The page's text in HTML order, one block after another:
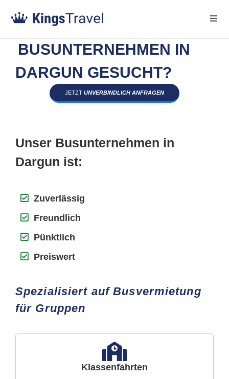
BUSUNTERNEHMEN IN
DARGUN GESUCHT?
JETZT UNVERBINDLICH ANFRAGEN
Unser Busunternehmen in
Dargun ist:
Zuverlässig
Freundlich
Pünktlich
Preiswert
Spezialisiert auf Busvermietung
für Gruppen
Klassenfahrten